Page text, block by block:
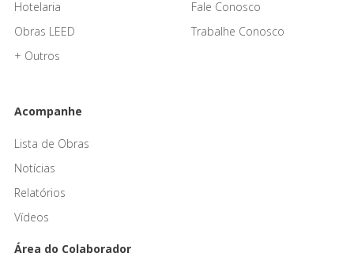
Hotelaria
Obras LEED
+ Outros
Fale Conosco
Trabalhe Conosco
Acompanhe
Lista de Obras
Notícias
Relatórios
Vídeos
Área do Colaborador